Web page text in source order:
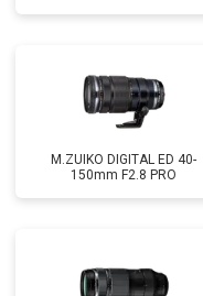
M.ZUIKO DIGITAL ED 40-
150mm F2.8 PRO